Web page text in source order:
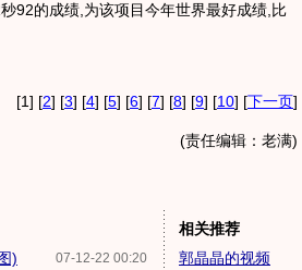
92的成绩,为该项目今年世界最好成绩,比
[1] [2] [3] [4] [5] [6] [7] [8] [9] [10] [下一页]
(责任编辑：老满)
07-12-22 00:20
)
相关推荐
郭晶晶的视频